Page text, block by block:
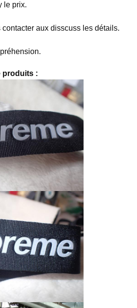
le prix.
aux disscuss les détails.
produits :